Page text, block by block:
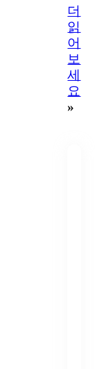
더
읽
어
보
세
요
»